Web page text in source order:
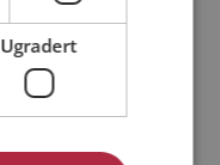
Ugradert